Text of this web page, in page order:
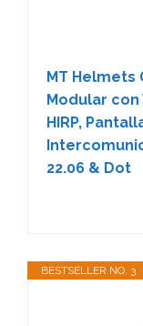
MT Helmets
Modular
HIRP,
22.06 & Dot
BESTSELLER NO. 3